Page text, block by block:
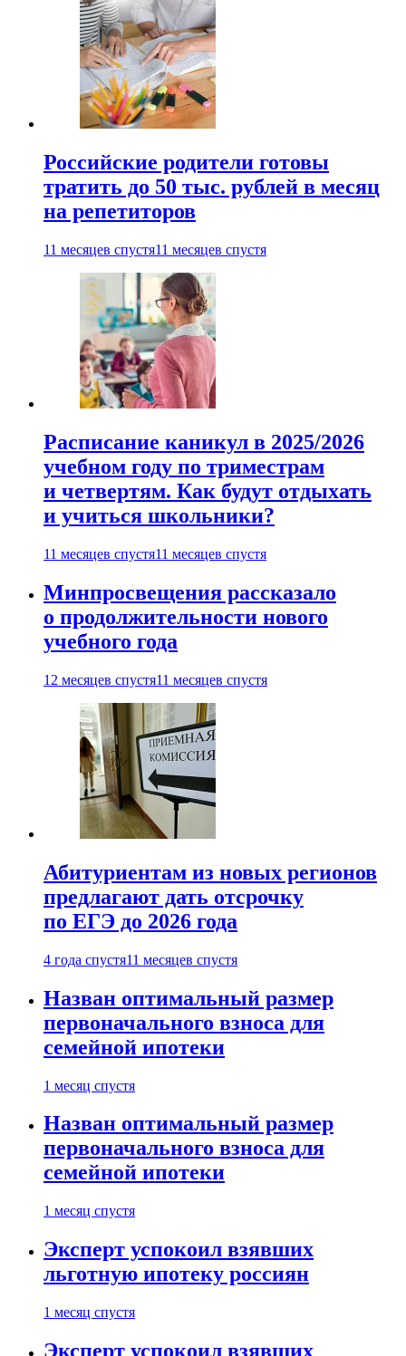
Российские родители готовы
тратить до 50 тыс. рублей в месяц
на репетиторов
11 месяцев спустя11 месяцев спустя
Расписание каникул в 2025/2026
учебном году по триместрам
и четвертям. Как будут отдыхать
и учиться школьники?
11 месяцев спустя11 месяцев спустя
Минпросвещения рассказало
о продолжительности нового
учебного года
12 месяцев спустя11 месяцев спустя
Абитуриентам из новых регионов
предлагают дать отсрочку
по ЕГЭ до 2026 года
4 года спустя11 месяцев спустя
Назван оптимальный размер
первоначального взноса для
семейной ипотеки
1 месяц спустя
Назван оптимальный размер
первоначального взноса для
семейной ипотеки
1 месяц спустя
Эксперт успокоил взявших
льготную ипотеку россиян
1 месяц спустя
Эксперт успокоил взявших